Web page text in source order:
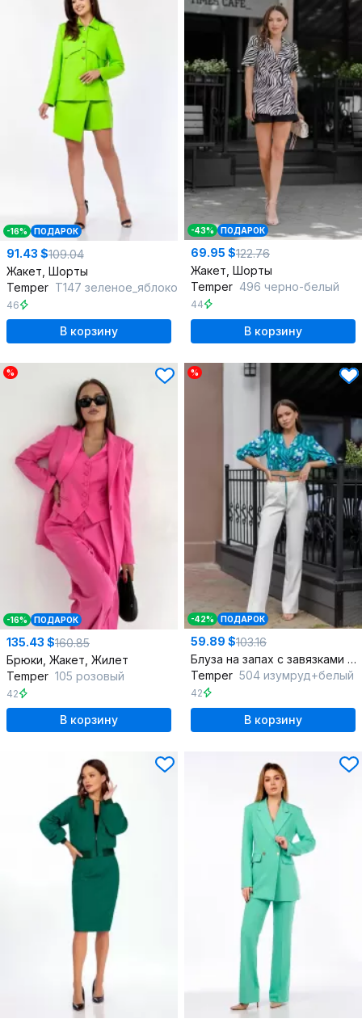
-16% ПОДАРОК
91.43 $109.04
Жакет, Шорты
Temper Т147 зеленое_яблоко
46
В корзину
-43% ПОДАРОК
69.95 $122.76
Жакет, Шорты
Temper 496 черно-белый
44
В корзину
%
-16% ПОДАРОК
135.43 $160.85
Брюки, Жакет, Жилет
Temper 105 розовый
42
В корзину
%
-42% ПОДАРОК
59.89 $103.16
Блуза на запах с завязками и короткий рукав 3/7 из ткани
Temper 504 изумруд+белый
42
В корзину